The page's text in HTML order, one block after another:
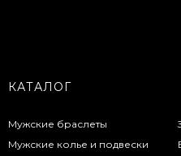
КАТАЛОГ
Мужские браслеты
Мужские колье и подвески